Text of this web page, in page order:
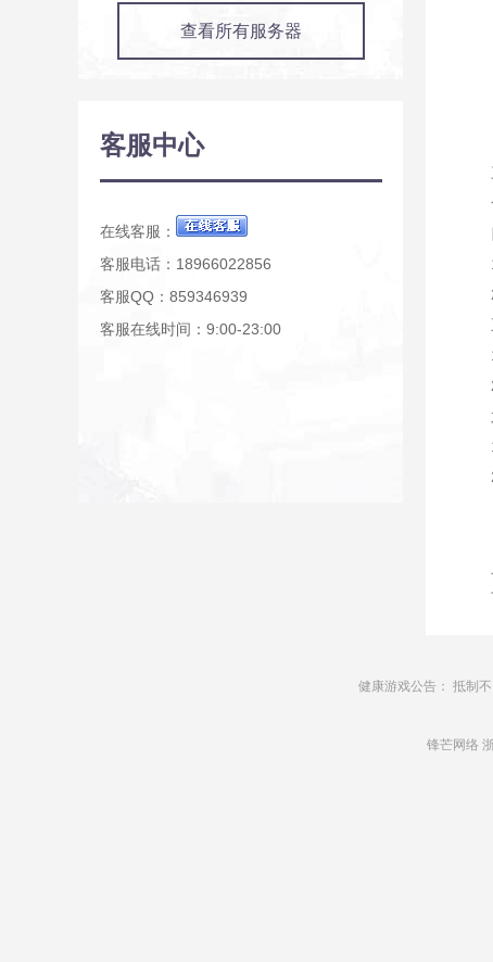
查看所有服务器
客服中心
在线客服：
客服电话：18966022856
客服QQ：859346939
客服在线时间：9:00-23:00
健康游戏公告： 抵制
锋芒网络